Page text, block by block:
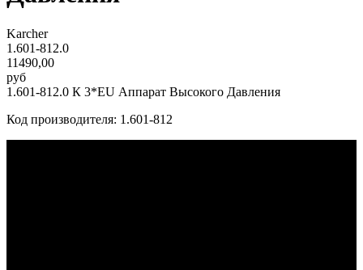
Karcher
1.601-812.0
11490,00
руб
1.601-812.0 К 3*EU Аппарат Высокого Давления
Код производителя: 1.601-812